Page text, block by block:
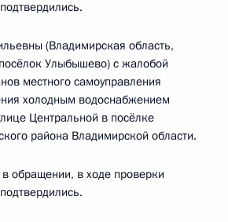
(Владимирская область,
Улыбышево) с жалобой
местного самоуправления
холодным водоснабжением
Центральной в посёлке
района Владимирской области.
обращении, в ходе проверки